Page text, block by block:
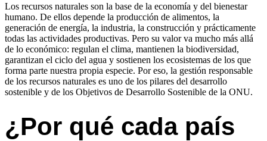
Los recursos naturales son la base de la economía y del bienestar
humano. De ellos depende la producción de alimentos, la
generación de energía, la industria, la construcción y prácticamente
todas las actividades productivas. Pero su valor va mucho más allá
de lo económico: regulan el clima, mantienen la biodiversidad,
garantizan el ciclo del agua y sostienen los ecosistemas de los que
forma parte nuestra propia especie. Por eso, la gestión responsable
de los recursos naturales es uno de los pilares del desarrollo
sostenible y de los Objetivos de Desarrollo Sostenible de la ONU.
¿Por qué cada país